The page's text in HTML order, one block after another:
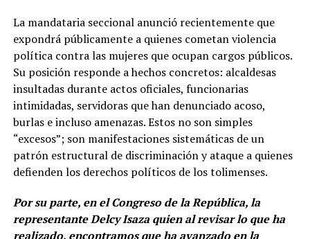
La mandataria seccional anunció recientemente que
expondrá públicamente a quienes cometan violencia
política contra las mujeres que ocupan cargos públicos.
Su posición responde a hechos concretos: alcaldesas
insultadas durante actos oficiales, funcionarias
intimidadas, servidoras que han denunciado acoso,
burlas e incluso amenazas. Estos no son simples
“excesos”; son manifestaciones sistemáticas de un
patrón estructural de discriminación y ataque a quienes
defienden los derechos políticos de los tolimenses.
Por su parte, en el Congreso de la República, la
representante Delcy Isaza quien al revisar lo que ha
realizado, encontramos que ha avanzado en la